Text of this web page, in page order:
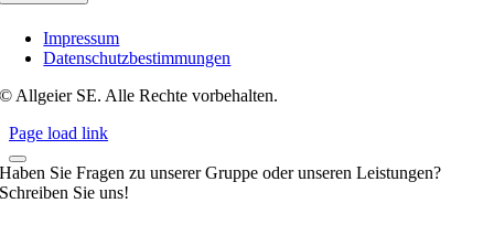
Impressum
Datenschutzbestimmungen
© Allgeier SE. Alle Rechte vorbehalten.
Page load link
Haben Sie Fragen zu unserer Gruppe oder unseren Leistungen?
Schreiben Sie uns!